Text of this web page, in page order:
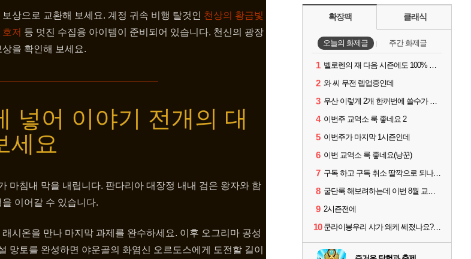
상으로 교환해 보세요. 계정 귀속 비행 탈것인 천상의 황금빛
저 등 멋진 수집용 아이템이 준비되어 있습니다. 천신의 광장
을 확인해 보세요.
넣어 이야기 전개의 대
세요
마침내 막을 내립니다. 판다리아 대장정 내내 검은 왕자와 함
이어갈 수 있습니다.
시온을 만나 마지막 과제를 완수하세요. 이후 오그리마 공성
망토를 완성하면 야운골의 화염신 오르도스에게 도전할 길이
확장팩 클래식
오늘의 화제글 주간 화제글
1 벨로렌의 재 다음 시즌에도 100% 드랍이죠??
2 와 씨 무전 렙업중인데
3 우산 이렇게 2개 한꺼번에 쓸수가 있네요
4 이번주 교역소 룩 좋네요 2
5 이번주가 마지막 1시즌인데
6 이번 교역소 룩 좋네요(냥꾼)
7 구독 하고 구독 취소 딸깍으로 되나요?
8 굴단룩 해보려하는데 이번 8월 교역소 칠흙 두건 질문드립니다
9 2시즌전에
10 쿤라이봉우리 샤가 왜케 쎄졌나요? ㅋㅋㅋ